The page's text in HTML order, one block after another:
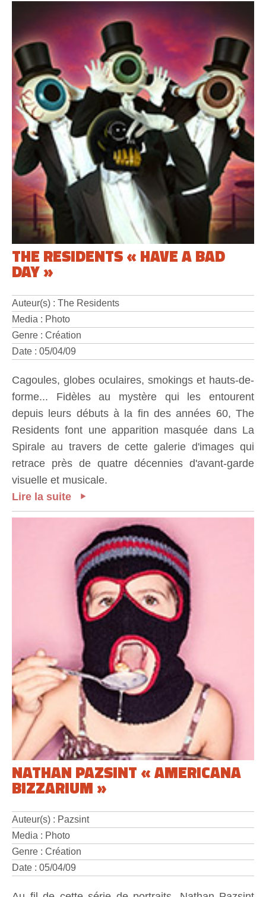
THE RESIDENTS « HAVE A BAD
DAY »
Auteur(s) : The Residents
Media : Photo
Genre : Création
Date : 05/04/09
Cagoules, globes oculaires, smokings et hauts-de-
forme... Fidèles au mystère qui les entourent
depuis leurs débuts à la fin des années 60, The
Residents font une apparition masquée dans La
Spirale au travers de cette galerie d'images qui
retrace près de quatre décennies d'avant-garde
visuelle et musicale.
Lire la suite
NATHAN PAZSINT « AMERICANA
BIZZARIUM »
Auteur(s) : Pazsint
Media : Photo
Genre : Création
Date : 05/04/09